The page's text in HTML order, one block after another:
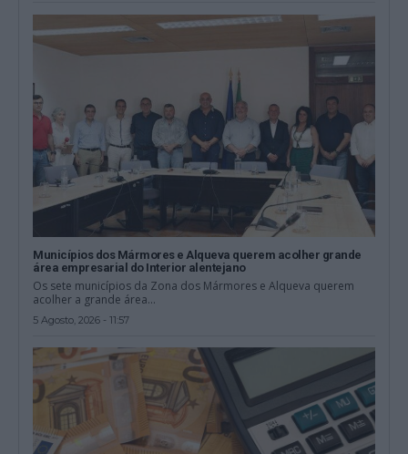
Municípios dos Mármores e Alqueva querem acolher grande
área empresarial do Interior alentejano
Os sete municípios da Zona dos Mármores e Alqueva querem
acolher a grande área...
5 Agosto, 2026 - 11:57